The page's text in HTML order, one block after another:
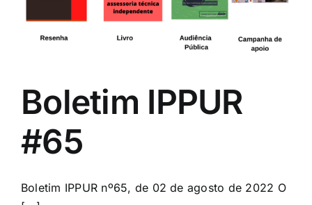
Boletim IPPUR
#65
Boletim IPPUR nº65, de 02 de agosto de 2022 O